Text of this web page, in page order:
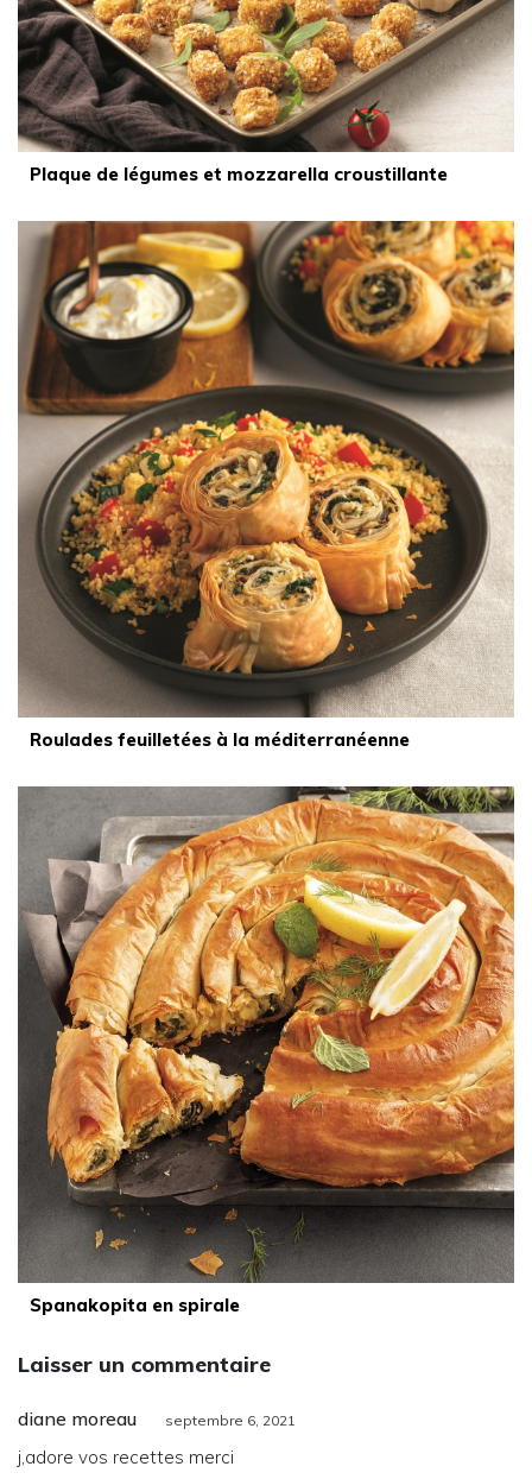
Plaque de légumes et mozzarella croustillante
Roulades feuilletées à la méditerranéenne
Spanakopita en spirale
Laisser un commentaire
diane moreau septembre 6, 2021
j,adore vos recettes merci